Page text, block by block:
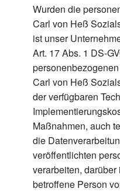
Wurden die
Carl von Heß
ist unser
Art. 17 Abs. 1 DS-
Carl von Heß
der verfügbaren
Maßnahmen, auch
die
veröffentlichten
verarbeiten,
betroffene Person